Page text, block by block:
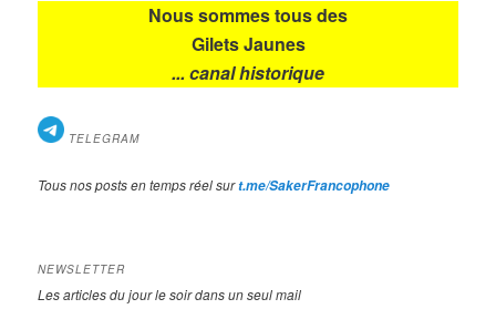
Nous sommes tous des
Gilets Jaunes
... canal historique
TELEGRAM
Tous nos posts en temps réel surt.me/SakerFrancophone
NEWSLETTER
Les articles du jour le soir dans un seul mail